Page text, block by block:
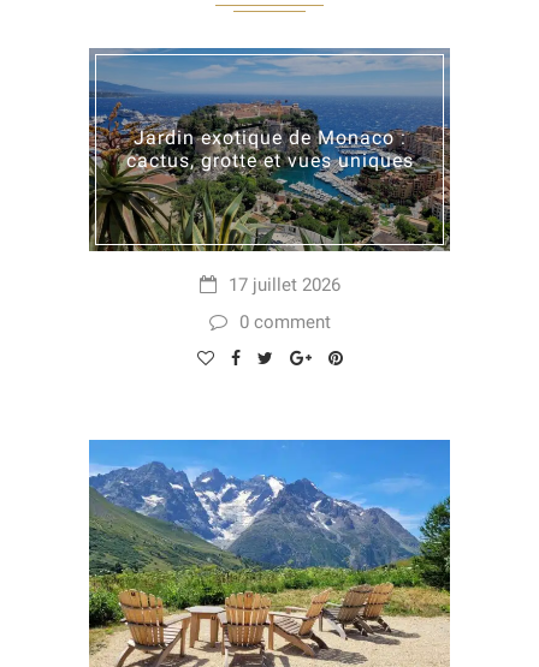
Jardin exotique de Monaco :
cactus, grotte et vues uniques
17 juillet 2026
0 comment